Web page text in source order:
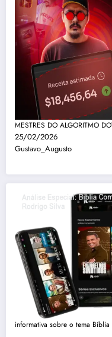
MESTRES DO ALGORITMO
25/02/2026
Gustavo_Augusto
informativa sobre o tema